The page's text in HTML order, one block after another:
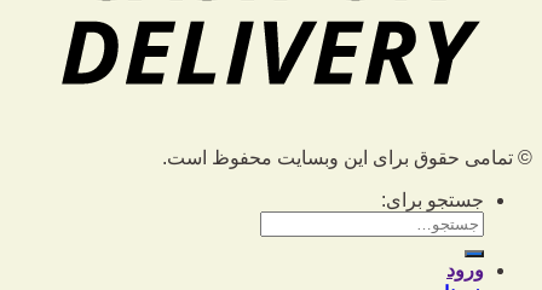
© تمامی حقوق برای این وبسایت محفوظ است.
جستجو برای:
ورود